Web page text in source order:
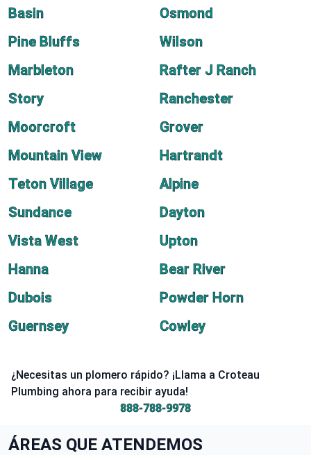
Basin
Osmond
Pine Bluffs
Wilson
Marbleton
Rafter J Ranch
Story
Ranchester
Moorcroft
Grover
Mountain View
Hartrandt
Teton Village
Alpine
Sundance
Dayton
Vista West
Upton
Hanna
Bear River
Dubois
Powder Horn
Guernsey
Cowley
¿Necesitas un plomero rápido? ¡Llama a Croteau
Plumbing ahora para recibir ayuda!
888-788-9978
ÁREAS QUE ATENDEMOS